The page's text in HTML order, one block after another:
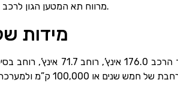
מרווח תא המטען הגון לרכב היברידי, ומציע מספיק מקום לצרכי מטען יומיומיים.
מידות